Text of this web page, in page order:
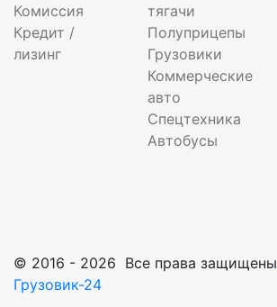
Комиссия
Кредит /
лизинг
тягачи
Полуприцепы
Грузовики
Коммерческие
авто
Спецтехника
Автобусы
© 2016 - 2026 Все права защищены
Грузовик-24